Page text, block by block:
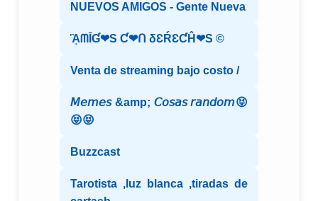
NUEVOS AMIGOS - Gente Nueva
ᾋᗰĪƓ❤S Ƈ❤ᑎ δƐŔƐƇĤ❤S ©️
Venta de streaming bajo costo /
𝘔𝘦𝘮𝘦𝘴 &amp; 𝘊𝘰𝘴𝘢𝘴 𝘳𝘢𝘯𝘥𝘰𝘮😝
😝😝
Buzzcast
Tarotista ,luz blanca ,tiradas de